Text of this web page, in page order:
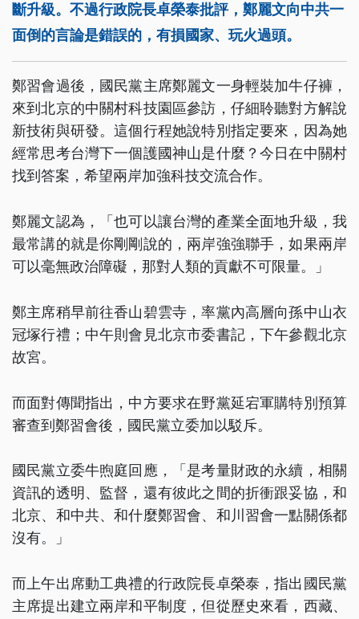
斷升級。不過行政院長卓榮泰批評，鄭麗文向中共一
面倒的言論是錯誤的，有損國家、玩火過頭。
鄭習會過後，國民黨主席鄭麗文一身輕裝加牛仔褲，
來到北京的中關村科技園區參訪，仔細聆聽對方解說
新技術與研發。這個行程她說特別指定要來，因為她
經常思考台灣下一個護國神山是什麼？今日在中關村
找到答案，希望兩岸加強科技交流合作。
鄭麗文認為，「也可以讓台灣的產業全面地升級，我
最常講的就是你剛剛說的，兩岸強強聯手，如果兩岸
可以毫無政治障礙，那對人類的貢獻不可限量。」
鄭主席稍早前往香山碧雲寺，率黨內高層向孫中山衣
冠塚行禮；中午則會見北京市委書記，下午參觀北京
故宮。
而面對傳聞指出，中方要求在野黨延宕軍購特別預算
審查到鄭習會後，國民黨立委加以駁斥。
國民黨立委牛煦庭回應，「是考量財政的永續，相關
資訊的透明、監督，還有彼此之間的折衝跟妥協，和
北京、和中共、和什麼鄭習會、和川習會一點關係都
沒有。」
而上午出席動工典禮的行政院長卓榮泰，指出國民黨
主席提出建立兩岸和平制度，但從歷史來看，西藏、